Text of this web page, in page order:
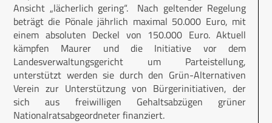
Ansicht „lächerlich gering“. Nach geltender Regelung
beträgt die Pönale jährlich maximal 50.000 Euro, mit
einem absoluten Deckel von 150.000 Euro. Aktuell
kämpfen Maurer und die Initiative vor dem
Landesverwaltungsgericht um Parteistellung,
unterstützt werden sie durch den Grün-Alternativen
Verein zur Unterstützung von Bürgerinitiativen, der
sich aus freiwilligen Gehaltsabzügen grüner
Nationalratsabgeordneter finanziert.